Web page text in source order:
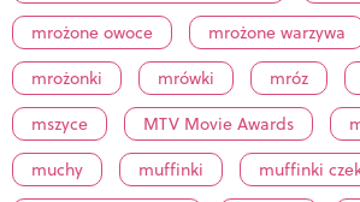
mrożone owoce
mrożone warzywa
mrożonki
mrówki mróz
mszyce
MTV Movie Awards
muchy
muffinki
muffinki